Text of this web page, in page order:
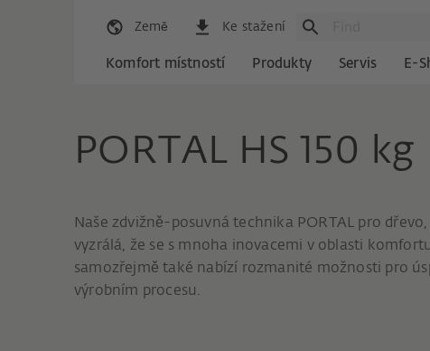
Země Ke stažení
Komfort místností Produkty Servis E-
PORTAL HS 150 kg
Naše zdvižně-posuvná technika PORTAL pro
vyzrálá, že se s mnoha inovacemi v oblasti
samozřejmě také nabízí rozmanité možnosti pro
výrobním procesu.